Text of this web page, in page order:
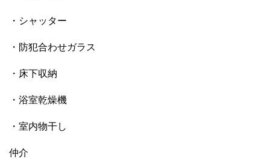
・シャッター
・防犯合わせガラス
・床下収納
・浴室乾燥機
・室内物干し
仲介